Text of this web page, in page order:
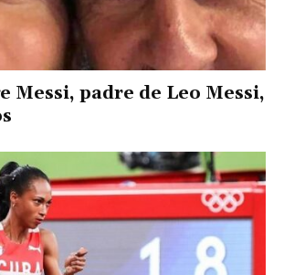
Messi, padre de Leo Messi,